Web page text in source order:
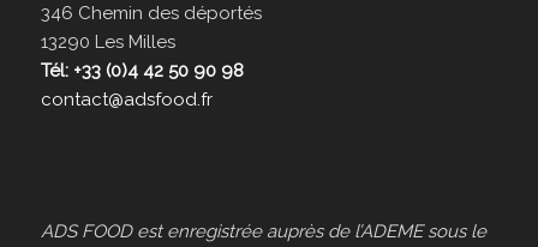
346 Chemin des déportés
13290 Les Milles
Tél: +33 (0)4 42 50 90 98
contact@adsfood.fr
ADS FOOD est enregistrée auprès de l’ADEME sous le